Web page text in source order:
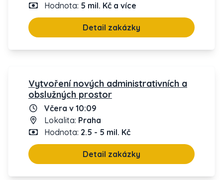
Hodnota: 5 mil. Kč a více
Detail zakázky
Vytvoření nových administrativních a
obslužných prostor
Včera v 10:09
Lokalita: Praha
Hodnota: 2.5 - 5 mil. Kč
Detail zakázky